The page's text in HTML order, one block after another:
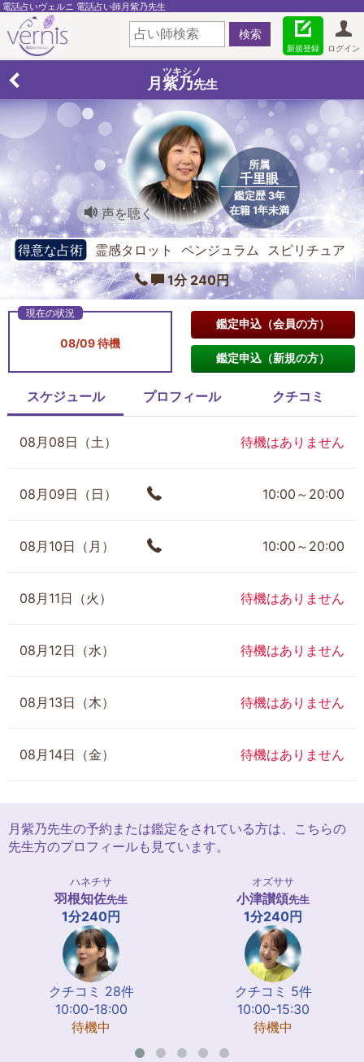
電話占いヴェルニ 電話占い師月紫乃先生
ログイン
新規登録
ツキシノ
月紫乃先生
所属
千里眼
鑑定歴 3年
在籍 1年未満
声を聴く
得意な占術
霊感タロット ペンジュラム スピリチュア
ル
1分 240円
08/09 待機
鑑定申込（会員の方）
鑑定申込（新規の方）
スケジュール プロフィール クチコミ
08月08日（土） 待機はありません
08月09日（日） 10:00～20:00
08月10日（月） 10:00～20:00
08月11日（火） 待機はありません
08月12日（水） 待機はありません
08月13日（木） 待機はありません
08月14日（金） 待機はありません
月紫乃先生の予約または鑑定をされている方は、こちらの
先生方のプロフィールも見ています。
ハネチサ
羽根知佐先生
1分240円
クチコミ 28件
10:00-18:00
待機中
オズササ
小津讃頌先生
1分240円
クチコミ 5件
10:00-15:30
待機中